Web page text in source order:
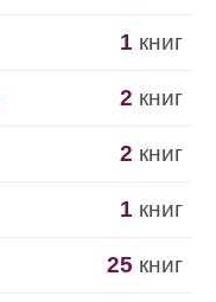
1 книг
2 книг
2 книг
1 книг
25 книг